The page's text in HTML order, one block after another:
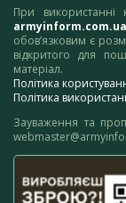
При використанні
armyinform.com.ua
обов’язковим є
відкритого для
матеріал.
Політика
Політика
Зауваження та